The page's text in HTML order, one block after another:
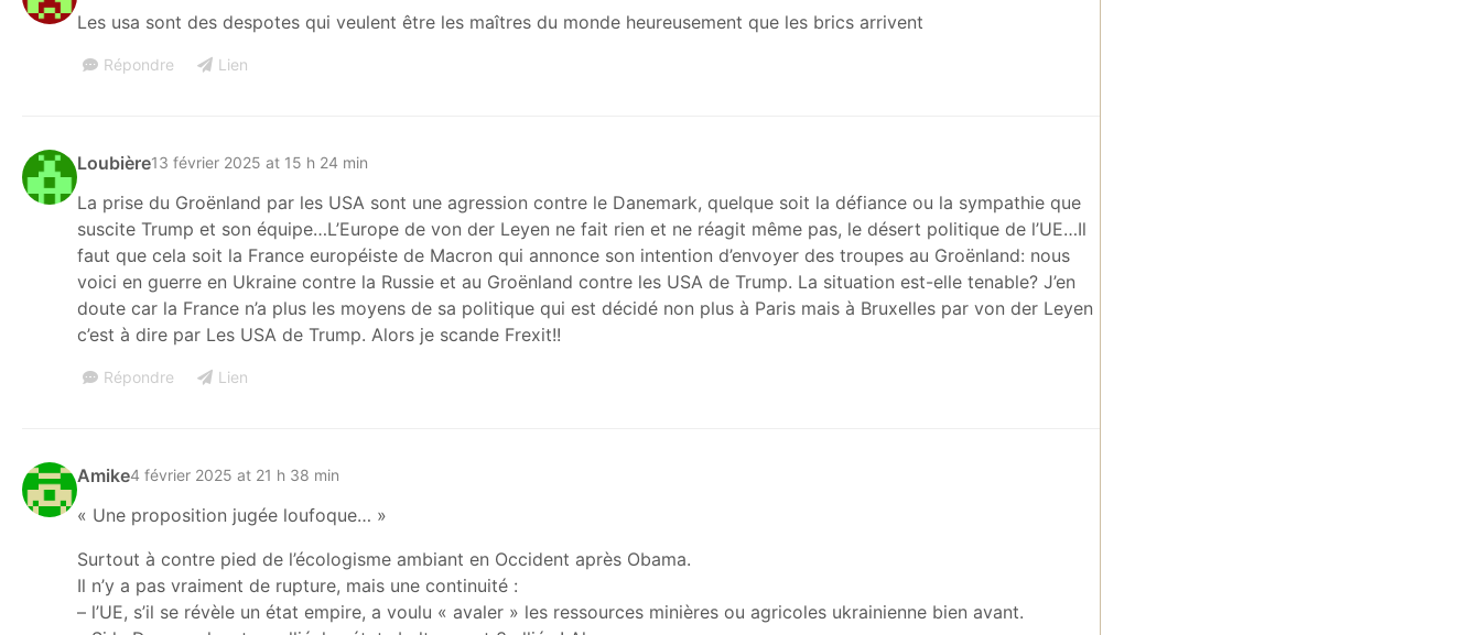
Les usa sont des despotes qui veulent être les maîtres du monde heureusement que les brics arrivent
Répondre Lien
Loubière13 février 2025 at 15 h 24 min
La prise du Groënland par les USA sont une agression contre le Danemark, quelque soit la défiance ou la sympathie que
suscite Trump et son équipe…L’Europe de von der Leyen ne fait rien et ne réagit même pas, le désert politique de l’UE…Il
faut que cela soit la France européiste de Macron qui annonce son intention d’envoyer des troupes au Groënland: nous
voici en guerre en Ukraine contre la Russie et au Groënland contre les USA de Trump. La situation est-elle tenable? J’en
doute car la France n’a plus les moyens de sa politique qui est décidé non plus à Paris mais à Bruxelles par von der Leyen
c’est à dire par Les USA de Trump. Alors je scande Frexit!!
Répondre Lien
Amike4 février 2025 at 21 h 38 min
« Une proposition jugée loufoque… »
Surtout à contre pied de l’écologisme ambiant en Occident après Obama.
Il n’y a pas vraiment de rupture, mais une continuité :
– l’UE, s’il se révèle un état empire, a voulu « avaler » les ressources minières ou agricoles ukrainienne bien avant.